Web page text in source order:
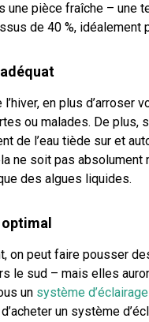
une pièce fraîche – une
de 40 %, idéalement
l’hiver, en plus
ou malades. De plus,
de l’eau tiède sur et
ne soit pas
des algues liquides.
on peut faire pousser
le sud – mais elles
un système d’éclairage
un système